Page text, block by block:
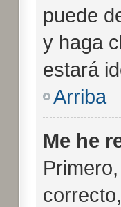
puede
y haga
estará
Arriba
Me he